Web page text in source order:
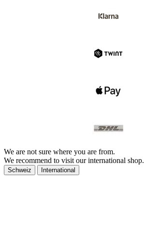
We are not sure where you are from.
We recommend to visit our international shop.
Schweiz International